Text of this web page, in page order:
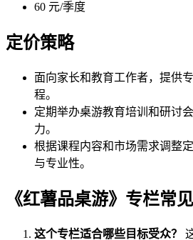
60 元/季度
定价策略
面向家长和教育工作者，提供
程。
定期举办桌游教育培训和研讨
力。
根据课程内容和市场需求调整
与专业性。
《红薯品桌游》专栏常
这个专栏适合哪些目标受众？